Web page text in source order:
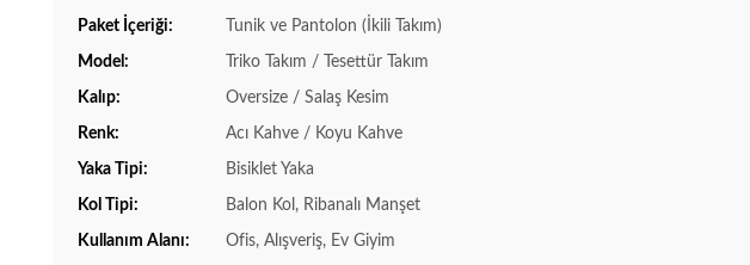
Paket İçeriği: Tunik ve Pantolon (İkili Takım)
Model: Triko Takım / Tesettür Takım
Kalıp: Oversize / Salaş Kesim
Renk: Acı Kahve / Koyu Kahve
Yaka Tipi: Bisiklet Yaka
Kol Tipi: Balon Kol, Ribanalı Manşet
Kullanım Alanı: Ofis, Alışveriş, Ev Giyim